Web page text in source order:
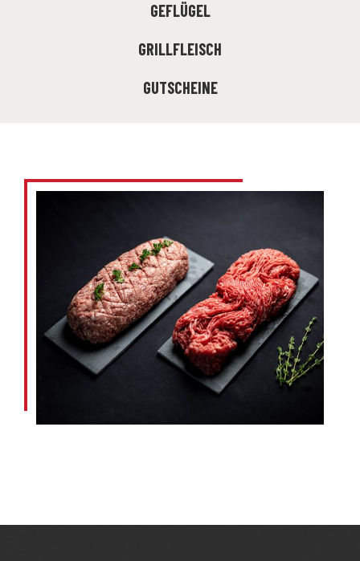
GEFLÜGEL
GRILLFLEISCH
GUTSCHEINE